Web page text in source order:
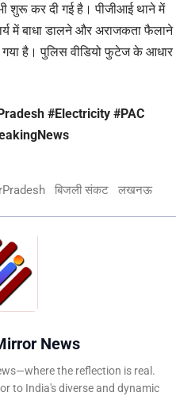
भी शुरू कर दी गई है। पीजीआई थाने में
में बाधा डालने और अराजकता फैलाने
गया है। पुलिस वीडियो फुटेज के आधार
#Electricity #PAC
बिजली संकट लखनऊ
News
the reflection is real.
to India's diverse and dynamic